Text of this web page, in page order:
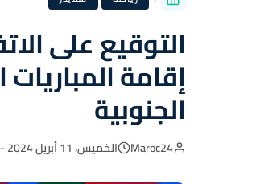
التوقيع على
الجنوبية
Maroc24 الخميس، 11 أبريل 2024 - 20:43